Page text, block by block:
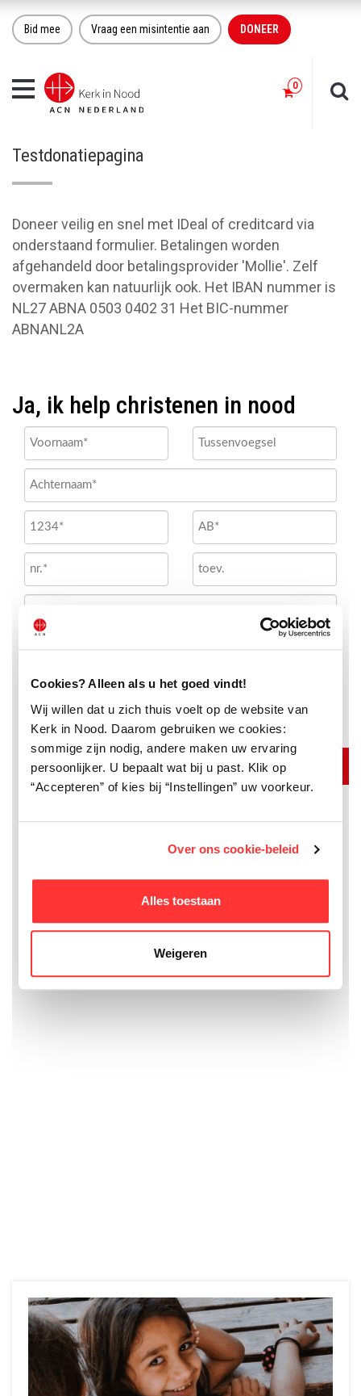
Bid mee Vraag een misintentie aan DONEER
Toggle
navigation
Testdonatiepagina
Doneer veilig en snel met IDeal of creditcard via
onderstaand formulier. Betalingen worden
afgehandeld door betalingsprovider 'Mollie'. Zelf
overmaken kan natuurlijk ook. Het IBAN nummer is
NL27 ABNA 0503 0402 31 Het BIC-nummer
ABNANL2A